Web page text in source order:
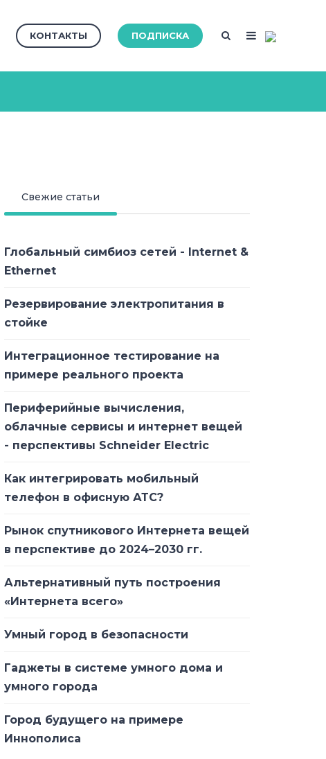
КОНТАКТЫ ПОДПИСКА
Свежие статьи
Глобальный симбиоз сетей - Internet &
Ethernet
Резервирование электропитания в
стойке
Интеграционное тестирование на
примере реального проекта
Периферийные вычисления,
облачные сервисы и интернет вещей
- перспективы Schneider Electric
Как интегрировать мобильный
телефон в офисную АТС?
Рынок спутникового Интернета вещей
в перспективе до 2024–2030 гг.
Альтернативный путь построения
«Интернета всего»
Умный город в безопасности
Гаджеты в системе умного дома и
умного города
Город будущего на примере
Иннополиса